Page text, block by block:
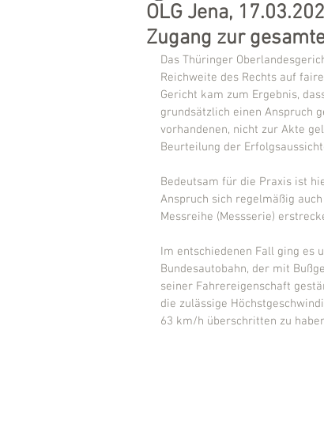
OLG Jena,
Zugang zur
Das Thüringer
Reichweite des Rechts auf
Gericht kam zum Ergebnis,
grundsätzlich einen Anspruch
vorhandenen, nicht zur Akte
Beurteilung der
Bedeutsam für die Praxis ist
Anspruch sich regelmäßig
Messreihe (Messserie)
Im entschiedenen Fall ging es
Bundesautobahn, der mit
seiner Fahrereigenschaft
die zulässige
63 km/h überschritten zu